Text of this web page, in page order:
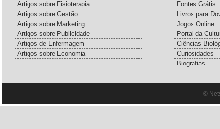
Artigos sobre Fisioterapia
Artigos sobre Gestão
Artigos sobre Marketing
Artigos sobre Publicidade
Artigos de Enfermagem
Artigos sobre Economia
Fontes Grátis
Livros para
Jogos Online
Portal da
Ciências
Curiosidades
Biografias
©